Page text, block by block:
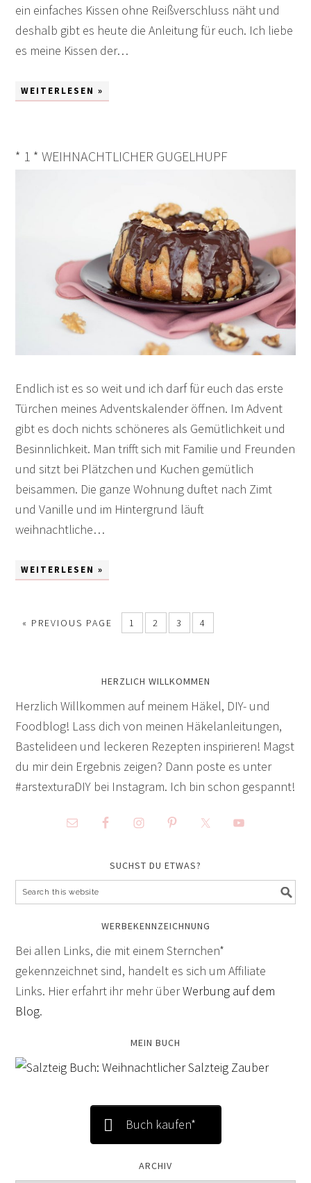
ein einfaches Kissen ohne Reißverschluss näht und
deshalb gibt es heute die Anleitung für euch. Ich liebe
es meine Kissen der…
WEITERLESEN »
* 1 * WEIHNACHTLICHER GUGELHUPF
Endlich ist es so weit und ich darf für euch das erste
Türchen meines Adventskalender öffnen. Im Advent
gibt es doch nichts schöneres als Gemütlichkeit und
Besinnlichkeit. Man trifft sich mit Familie und Freunden
und sitzt bei Plätzchen und Kuchen gemütlich
beisammen. Die ganze Wohnung duftet nach Zimt
und Vanille und im Hintergrund läuft
weihnachtliche…
WEITERLESEN »
« PREVIOUS PAGE 1 2 3 4
HERZLICH WILLKOMMEN
Herzlich Willkommen auf meinem Häkel, DIY- und
Foodblog! Lass dich von meinen Häkelanleitungen,
Bastelideen und leckeren Rezepten inspirieren! Magst
du mir dein Ergebnis zeigen? Dann poste es unter
#arstexturaDIY bei Instagram. Ich bin schon gespannt!
SUCHST DU ETWAS?
WERBEKENNZEICHNUNG
Bei allen Links, die mit einem Sternchen*
gekennzeichnet sind, handelt es sich um Affiliate
Links. Hier erfahrt ihr mehr überWerbung auf dem
Blog.
MEIN BUCH
Buch kaufen*
ARCHIV